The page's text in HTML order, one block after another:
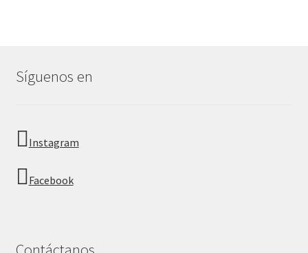
Síguenos en
Instagram
Facebook